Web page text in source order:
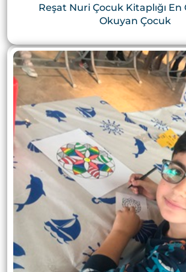
Reşat Nuri Çocuk Kitaplığı
Okuyan Çocuk